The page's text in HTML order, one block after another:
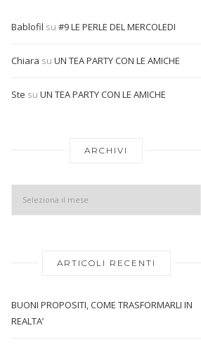
Bablofil su #9 LE PERLE DEL MERCOLEDI
Chiara su UN TEA PARTY CON LE AMICHE
Ste su UN TEA PARTY CON LE AMICHE
ARCHIVI
ARTICOLI RECENTI
BUONI PROPOSITI, COME TRASFORMARLI IN
REALTA’